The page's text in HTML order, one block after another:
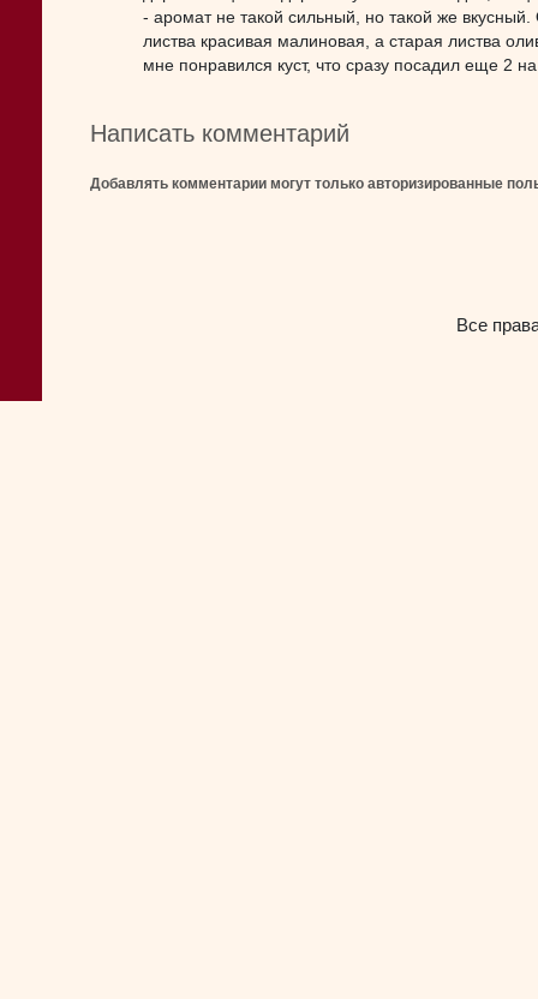
- аромат не такой сильный, но такой же
листва красивая малиновая, а старая листва
мне понравился куст, что сразу посадил еще 2
Написать комментарий
Добавлять комментарии могут только авторизированные
Все